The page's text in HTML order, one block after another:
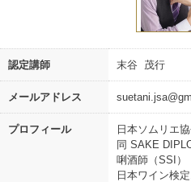
認定講師 末谷 茂行
メールアドレス
プロフィール
日本ソムリエ
同 SAKE
唎酒師（SSI）
日本ワイン検